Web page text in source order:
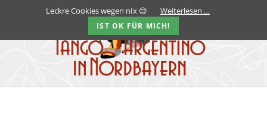
Leckre Cookies wegen nIx 😊 Weiterlesen …
IST OK FÜR MICH!